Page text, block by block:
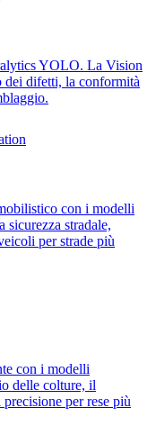
YOLO. La Vision
difetti, la conformità
con i modelli
stradale,
per strade più
con i modelli
delle colture, il
per rese più